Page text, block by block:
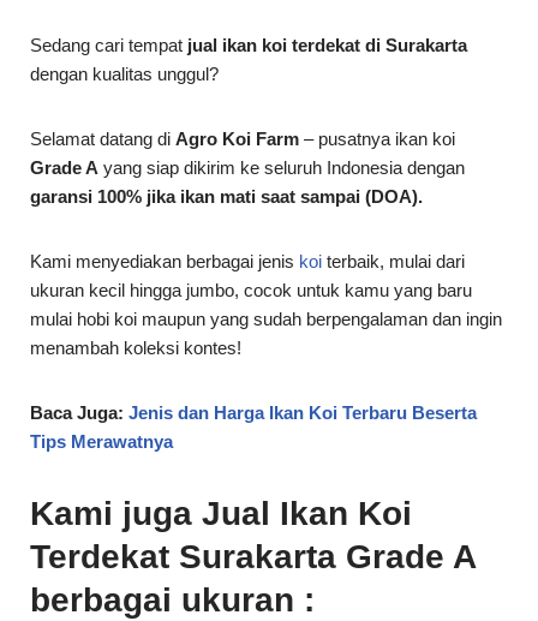
Sedang cari tempat jual ikan koi terdekat di Surakarta
dengan kualitas unggul?
Selamat datang di Agro Koi Farm – pusatnya ikan koi
Grade A yang siap dikirim ke seluruh Indonesia dengan
garansi 100% jika ikan mati saat sampai (DOA).
Kami menyediakan berbagai jenis koi terbaik, mulai dari
ukuran kecil hingga jumbo, cocok untuk kamu yang baru
mulai hobi koi maupun yang sudah berpengalaman dan ingin
menambah koleksi kontes!
Baca Juga: Jenis dan Harga Ikan Koi Terbaru Beserta
Tips Merawatnya
Kami juga Jual Ikan Koi
Terdekat Surakarta Grade A
berbagai ukuran :